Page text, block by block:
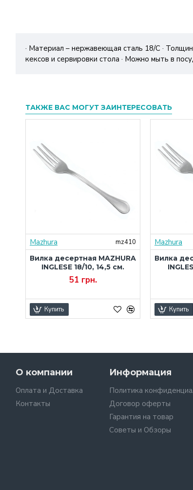
· Материал – нержавеющая сталь 18/С ·
кексов и сервировки стола · Можно мыть в
ТАКЖЕ ВАС МОГУТ ЗАИНТЕРЕСОВАТЬ
Mazhura
mz410
Вилка десертная MAZHURA
INGLESE 18/10, 14,5 см.
51 грн.
Купить
Mazhura
Вилка
Купить
О компании
Оплата и Доставка
Контакты
Информация
Политика
Договор оферты
Гарантия на товар
Советы и Обзоры